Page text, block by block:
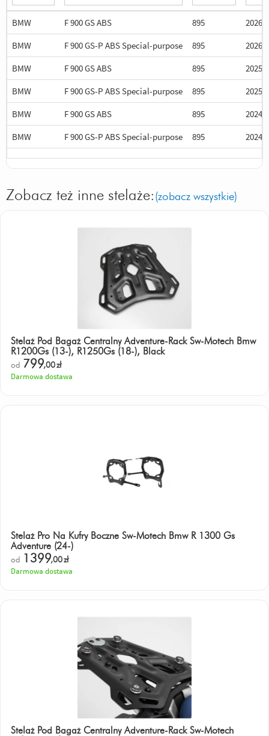
BMW F 900 GS ABS 895
2026
BMW
F 900 GS-P ABS Special-purpose 895
2026
BMW
F 900 GS ABS 895
2025
BMW
F 900 GS-P ABS Special-purpose 895
2025
BMW
F 900 GS ABS 895
2024
BMW
F 900 GS-P ABS Special-purpose 895 2024
Zobacz też inne stelaże: (zobacz wszystkie)
Stelaż Pod Bagaż Centralny Adventure-Rack Sw-Motech Bmw
R1200Gs (13-), R1250Gs (18-), Black
od 799,00zł
Darmowa dostawa
Stelaż Pro Na Kufry Boczne Sw-Motech Bmw R 1300 Gs
Adventure (24-)
od 1399,00zł
Darmowa dostawa
Stelaż Pod Bagaż Centralny Adventure-Rack Sw-Motech